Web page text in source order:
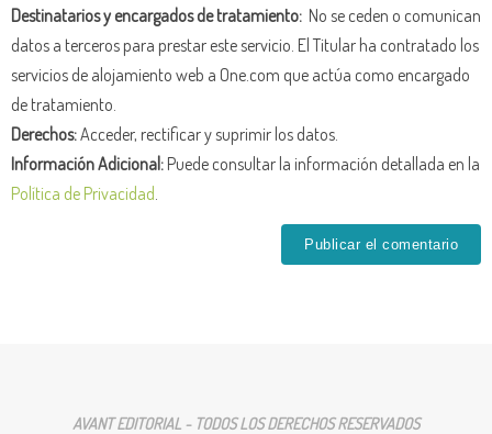
Destinatarios y encargados de tratamiento: No se ceden o comunican
datos a terceros para prestar este servicio. El Titular ha contratado los
servicios de alojamiento web a One.com que actúa como encargado
de tratamiento.
Derechos:Acceder, rectificar y suprimir los datos.
Información Adicional:Puede consultar la información detallada en la
Política de Privacidad
AVANT EDITORIAL - TODOS LOS DERECHOS RESERVADOS